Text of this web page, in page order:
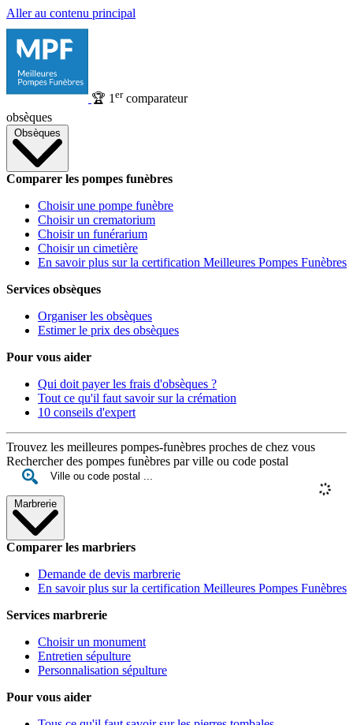
Aller au contenu principal
🏆 1 ercomparateur
obsèques
Obsèques
Comparer les pompes funèbres
Choisir une pompe funèbre
Choisir un crematorium
Choisir un funérarium
Choisir un cimetière
En savoir plus sur la certification Meilleures Pompes Funèbres
Services obsèques
Organiser les obsèques
Estimer le prix des obsèques
Pour vous aider
Qui doit payer les frais d'obsèques ?
Tout ce qu'il faut savoir sur la crémation
10 conseils d'expert
Trouvez les meilleures pompes-funèbres proches de chez vous
Rechercher des pompes funèbres par ville ou code postal
Marbrerie
Comparer les marbriers
Demande de devis marbrerie
En savoir plus sur la certification Meilleures Pompes Funèbres
Services marbrerie
Choisir un monument
Entretien sépulture
Personnalisation sépulture
Pour vous aider